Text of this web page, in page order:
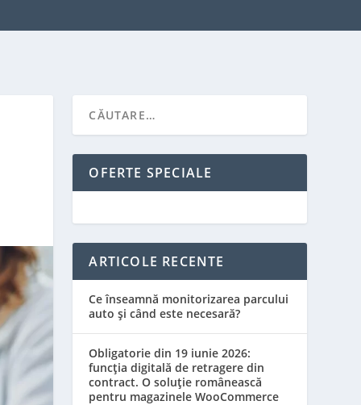
OFERTE SPECIALE
ARTICOLE RECENTE
Ce înseamnă monitorizarea parcului
auto și când este necesară?
Obligatorie din 19 iunie 2026:
funcția digitală de retragere din
contract. O soluție românească
pentru magazinele WooCommerce